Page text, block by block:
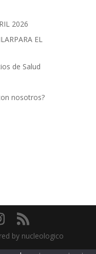
2026
EL
de Salud
nosotros?
by nucleologico